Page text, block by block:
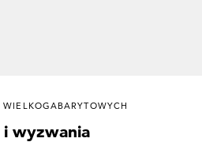
i wyzwania